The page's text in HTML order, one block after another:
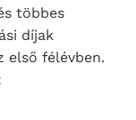
többes
díjak
első félévben.